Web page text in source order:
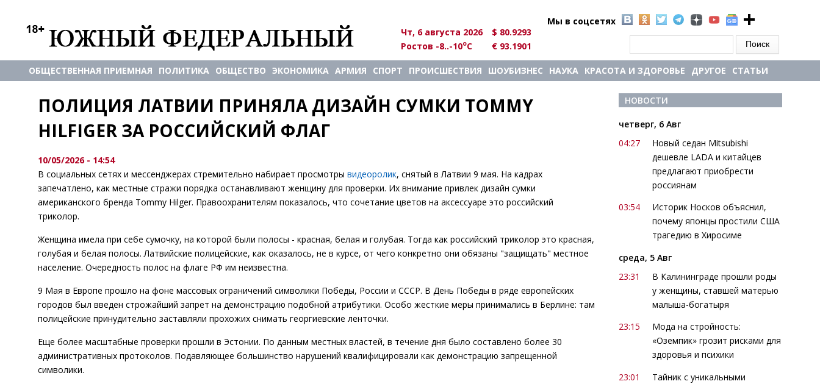
Мы в соцсетях
Чт, 6 августа 2026
$ 80.9293
Ростов -8..-10oC € 93.1901
ОБЩЕСТВЕННАЯ ПРИЕМНАЯ ПОЛИТИКА ОБЩЕСТВО ЭКОНОМИКА АРМИЯ СПОРТ ПРОИСШЕСТВИЯ ШОУБИЗНЕС НАУКА КРАСОТА И ЗДОРОВЬЕ ДРУГОЕ СТАТЬИ
ПОЛИЦИЯ ЛАТВИИ ПРИНЯЛА ДИЗАЙН СУМКИ TOMMY
HILFIGER ЗА РОССИЙСКИЙ ФЛАГ
10/05/2026 - 14:54
В социальных сетях и мессенджерах стремительно набирает просмотры видеоролик, снятый в Латвии 9 мая. На кадрах
запечатлено, как местные стражи порядка останавливают женщину для проверки. Их внимание привлек дизайн сумки
американского бренда Tommy Hilfiger. Правоохранителям показалось, что сочетание цветов на аксессуаре это российский
триколор.
Женщина имела при себе сумочку, на которой были полосы - красная, белая и голубая. Тогда как российский триколор это красная,
голубая и белая полосы. Латвийские полицейские, как оказалось, не в курсе, от чего конкретно они обязаны "защищать" местное
население. Очередность полос на флаге РФ им неизвестна.
9 Мая в Европе прошло на фоне массовых ограничений символики Победы, России и СССР. В День Победы в ряде европейских
городов был введен строжайший запрет на демонстрацию подобной атрибутики. Особо жесткие меры принимались в Берлине: там
полицейские принудительно заставляли прохожих снимать георгиевские ленточки.
Еще более масштабные проверки прошли в Эстонии. По данным местных властей, в течение дня было составлено более 30
административных протоколов. Подавляющее большинство нарушений квалифицировали как демонстрацию запрещенной
символики.
НОВОСТИ
четверг, 6 Авг
04:27
Новый седан Mitsubishi
дешевле LADA и китайцев
предлагают приобрести
россиянам
03:54
Историк Носков объяснил,
почему японцы простили США
трагедию в Хиросиме
среда, 5 Авг
23:31
В Калининграде прошли роды
у женщины, ставшей матерью
малыша-богатыря
23:15
Мода на стройность:
«Оземпик» грозит рисками для
здоровья и психики
23:01
Тайник с уникальными